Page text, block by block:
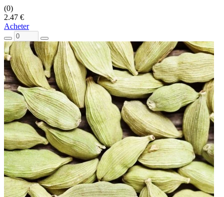
(0)
2.47 €
Acheter